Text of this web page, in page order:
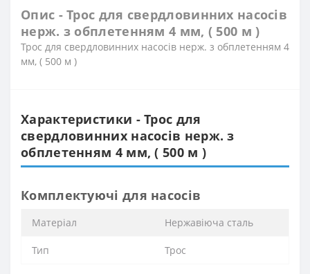
Опис - Трос для свердловинних насосів
нерж. з обплетенням 4 мм, ( 500 м )
Трос для свердловинних насосів нерж. з обплетенням 4
мм, ( 500 м )
Характеристики - Трос для
свердловинних насосів нерж. з
обплетенням 4 мм, ( 500 м )
Комплектуючі для насосів
Матеріал Нержавіюча сталь
Тип Трос